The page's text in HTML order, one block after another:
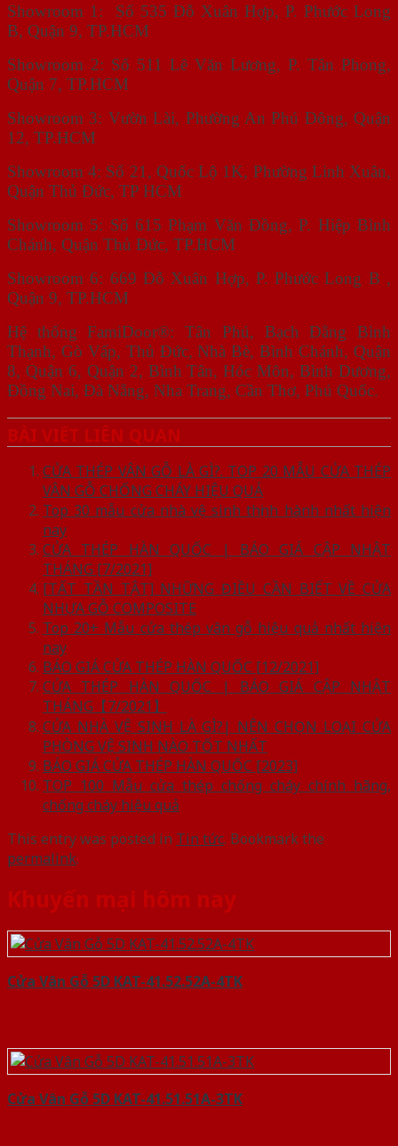
Showroom 1: Số 535 Đỗ Xuân Hợp, P. Phước Long
B, Quận 9, TP.HCM
Showroom 2: Số 511 Lê Văn Lương, P. Tân Phong,
Quận 7, TP.HCM
Showroom 3: Vườn Lài, Phường An Phú Đông, Quận
12, TP.HCM
Showroom 4: Số 21, Quốc Lộ 1K, Phường Linh Xuân,
Quận Thủ Đức, TP HCM
Showroom 5: Số 615 Phạm Văn Đồng, P. Hiệp Bình
Chánh, Quận Thủ Đức, TP.HCM
Showroom 6: 669 Đỗ Xuân Hợp, P. Phước Long B ,
Quận 9, TP.HCM
Hệ thống FamiDoor®: Tân Phú, Bạch Đằng Bình
Thạnh, Gò Vấp, Thủ Đức, Nhà Bè, Bình Chánh, Quận
8, Quận 6, Quận 2, Bình Tân, Hóc Môn, Bình Dương,
Đồng Nai, Đà Nẵng, Nha Trang, Cần Thơ, Phú Quốc.
BÀI VIẾT LIÊN QUAN
CỬA THÉP VÂN GỖ LÀ GÌ?. TOP 20 MẪU CỬA THÉP
VÂN GỖ CHỐNG CHÁY HIỆU QUẢ
Top 30 mẫu cửa nhà vệ sinh thịnh hành nhất hiện
nay
CỬA THÉP HÀN QUỐC | BÁO GIÁ CẬP NHẬT
THÁNG [7/2021]
[TẤT TẦN TẬT] NHỮNG ĐIỀU CẦN BIẾT VỀ CỬA
NHỰA GỖ COMPOSITE
Top 20+ Mẫu cửa thép vân gỗ hiệu quả nhất hiện
nay
BÁO GIÁ CỬA THÉP HÀN QUỐC [12/2021]
CỬA THÉP HÀN QUỐC | BÁO GIÁ CẬP NHẬT
THÁNG【7/2021】
CỬA NHÀ VỆ SINH LÀ GÌ?| NÊN CHỌN LOẠI CỬA
PHÒNG VỆ SINH NÀO TỐT NHẤT
BÁO GIÁ CỬA THÉP HÀN QUỐC [2023]
TOP 100 Mẫu cửa thép chống cháy chính hãng,
chống cháy hiệu quả
This entry was posted in Tin tức. Bookmark the
permalink.
Khuyến mại hôm nay
Cửa Vân Gỗ 5D KAT-41.52.52A-4TK
Cửa Vân Gỗ 5D KAT-41.51.51A-3TK